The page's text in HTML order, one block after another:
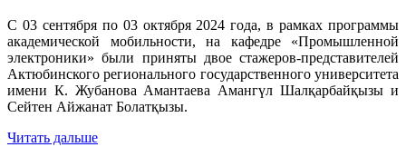
С 03 сентября по 03 октября 2024 года, в рамках программы
академической мобильности, на кафедре «Промышленной
электроники» были приняты двое стажеров-представителей
Актюбинского регионального государственного университета
имени К. Жубанова Амантаева Амангүл Шалқарбайқызы и
Сейтен Айжанат Болатқызы.
Читать дальше